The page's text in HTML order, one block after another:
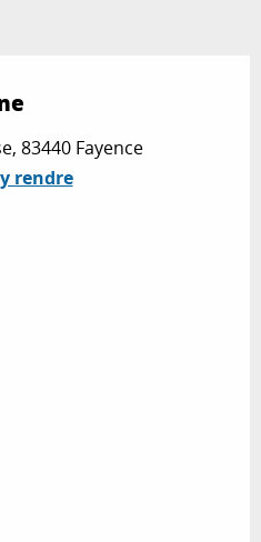
83440 Fayence
rendre